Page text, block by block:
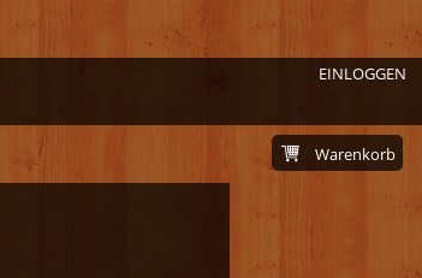
EINLOGGEN
Warenkorb